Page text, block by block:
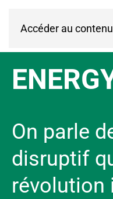
Accéder au
On parle
disruptif
révolution